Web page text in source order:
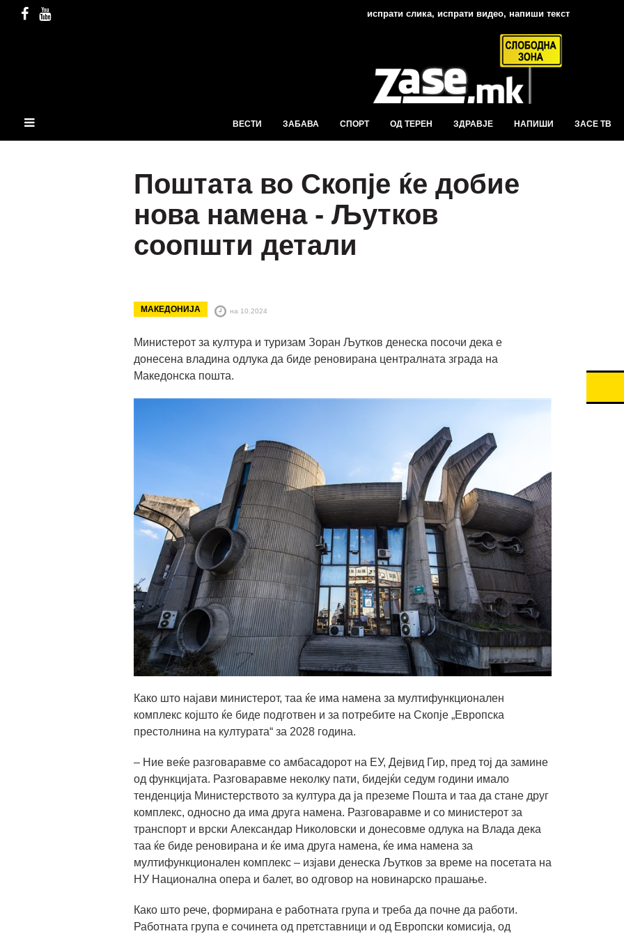
испрати слика, испрати видео, напиши текст
ВЕСТИ ЗАБАВА СПОРТ ОД ТЕРЕН ЗДРАВЈЕ НАПИШИ ЗАСЕ ТВ
Поштата во Скопје ќе добие
нова намена - Љутков
соопшти детали
МАКЕДОНИЈА на 10.2024
Министерот за култура и туризам Зоран Љутков денеска посочи дека е
донесена владина одлука да биде реновирана централната зграда на
Македонска пошта.
Како што најави министерот, таа ќе има намена за мултифункционален
комплекс којшто ќе биде подготвен и за потребите на Скопје „Европска
престолнина на културата“ за 2028 година.
– Ние веќе разговаравме со амбасадорот на ЕУ, Дејвид Гир, пред тој да замине
од функцијата. Разговаравме неколку пати, бидејќи седум години имало
тенденција Министерството за култура да ја преземе Пошта и таа да стане друг
комплекс, односно да има друга намена. Разговаравме и со министерот за
транспорт и врски Александар Николовски и донесовме одлука на Влада дека
таа ќе биде реновирана и ќе има друга намена, ќе има намена за
мултифункционален комплекс – изјави денеска Љутков за време на посетата на
НУ Национална опера и балет, во одговор на новинарско прашање.
Како што рече, формирана е работната група и треба да почне да работи.
Работната група е сочинета од претставници и од Европски комисија, од